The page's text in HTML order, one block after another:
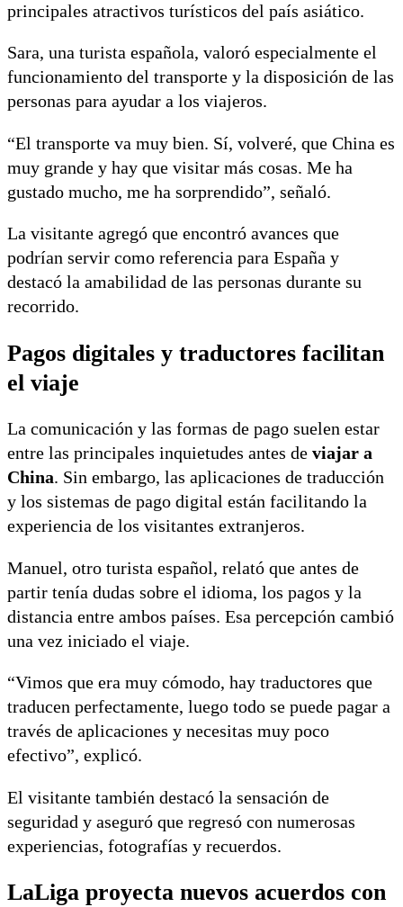
principales atractivos turísticos del país asiático.
Sara, una turista española, valoró especialmente el
funcionamiento del transporte y la disposición de las
personas para ayudar a los viajeros.
“El transporte va muy bien. Sí, volveré, que China es
muy grande y hay que visitar más cosas. Me ha
gustado mucho, me ha sorprendido”, señaló.
La visitante agregó que encontró avances que
podrían servir como referencia para España y
destacó la amabilidad de las personas durante su
recorrido.
Pagos digitales y traductores facilitan
el viaje
La comunicación y las formas de pago suelen estar
entre las principales inquietudes antes de viajar a
China. Sin embargo, las aplicaciones de traducción
y los sistemas de pago digital están facilitando la
experiencia de los visitantes extranjeros.
Manuel, otro turista español, relató que antes de
partir tenía dudas sobre el idioma, los pagos y la
distancia entre ambos países. Esa percepción cambió
una vez iniciado el viaje.
“Vimos que era muy cómodo, hay traductores que
traducen perfectamente, luego todo se puede pagar a
través de aplicaciones y necesitas muy poco
efectivo”, explicó.
El visitante también destacó la sensación de
seguridad y aseguró que regresó con numerosas
experiencias, fotografías y recuerdos.
LaLiga proyecta nuevos acuerdos con